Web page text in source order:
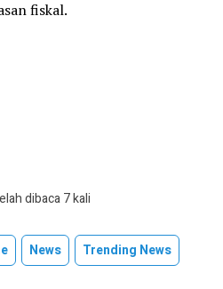
fiskal.
dibaca 7 kali
News Trending News